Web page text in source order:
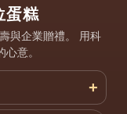
蛋糕
與企業贈禮。 用科
意。